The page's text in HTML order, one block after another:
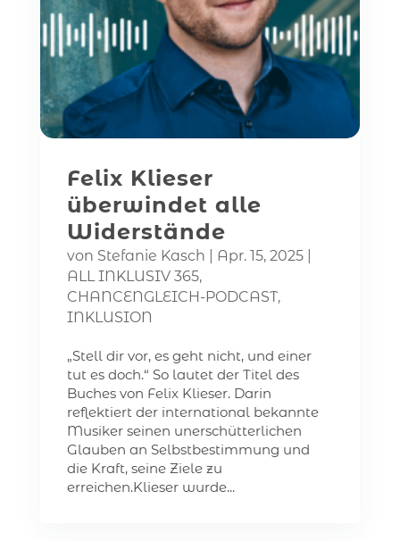
Felix Klieser
überwindet alle
Widerstände
von Stefanie Kasch Apr. 15, 2025|
ALL INKLUSIV 365,
CHANCENGLEICH-PODCAST,
INKLUSION
„Stell dir vor, es geht nicht, und einer
tut es doch.“ So lautet der Titel des
Buches von Felix Klieser. Darin
reflektiert der international bekannte
Musiker seinen unerschütterlichen
Glauben an Selbstbestimmung und
die Kraft, seine Ziele zu
erreichen.Klieser wurde...